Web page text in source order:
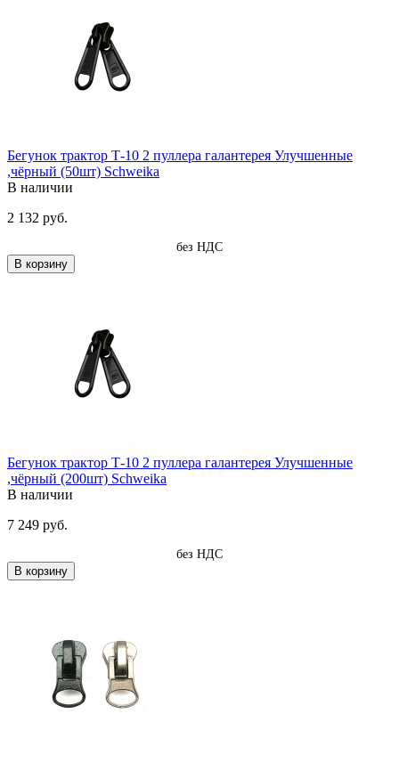
Бегунок трактор Т-10 2 пуллера галантерея Улучшенные
,чёрный (50шт) Schweika
В наличии
2 132 руб.
без НДС
В корзину
Бегунок трактор Т-10 2 пуллера галантерея Улучшенные
,чёрный (200шт) Schweika
В наличии
7 249 руб.
без НДС
В корзину